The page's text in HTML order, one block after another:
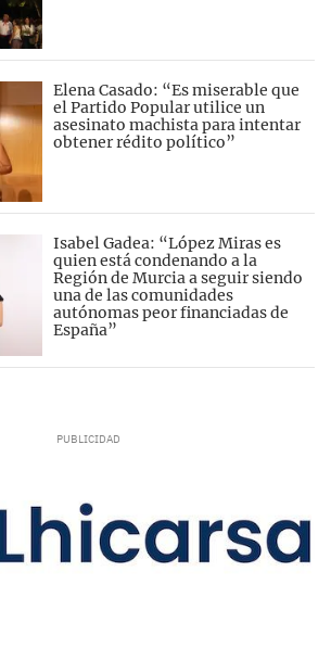
Elena Casado: “Es miserable que
el Partido Popular utilice un
asesinato machista para intentar
obtener rédito político”
Isabel Gadea: “López Miras es
quien está condenando a la
Región de Murcia a seguir siendo
una de las comunidades
autónomas peor financiadas de
España”